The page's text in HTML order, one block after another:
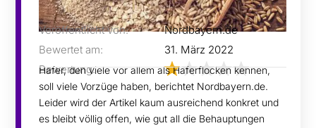
Veröffentlicht von:
Nordbayern.de
Bewertet am:
31. März 2022
Bewertung:
Hafer, den viele vor allem als Haferflocken kennen,
soll viele Vorzüge haben, berichtet Nordbayern.de.
Leider wird der Artikel kaum ausreichend konkret und
es bleibt völlig offen, wie gut all die Behauptungen